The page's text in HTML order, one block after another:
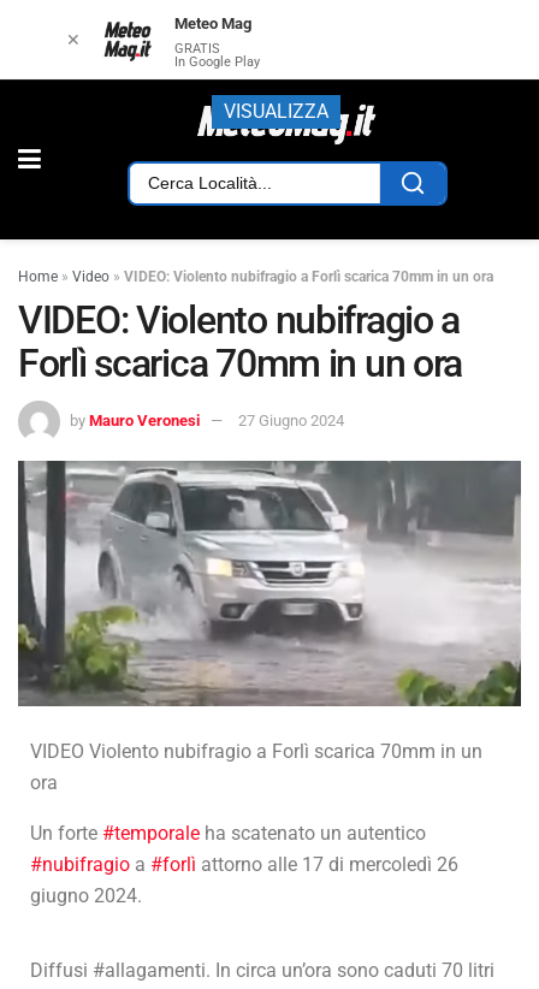
Home » Video » VIDEO: Violento nubifragio a Forlì scarica 70mm in un ora
VIDEO: Violento nubifragio a
Forlì scarica 70mm in un ora
by Mauro Veronesi 27 Giugno 2024
VIDEO Violento nubifragio a Forlì scarica 70mm in un
ora
Un forte #temporale ha scatenato un autentico
#nubifragio a #forlì attorno alle 17 di mercoledì 26
giugno 2024.
Diffusi #allagamenti. In circa un’ora sono caduti 70 litri
✕
Meteo Mag
GRATIS
In Google Play
VISUALIZZA